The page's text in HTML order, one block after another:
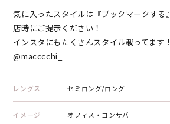
気に入ったスタイルは『ブックマークする
店時にご提示ください！
インスタにもたくさんスタイル載ってま
@macccchi_
レングス セミロング/ロング
イメージ オフィス・コンサバ